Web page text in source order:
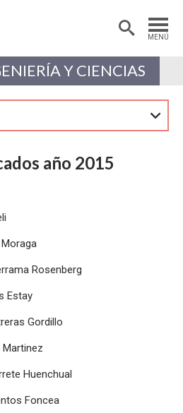
MENÚ
Y CIENCIAS
año 2015
Rosenberg
Estay
Gordillo
Martinez
Huenchual
Foncea